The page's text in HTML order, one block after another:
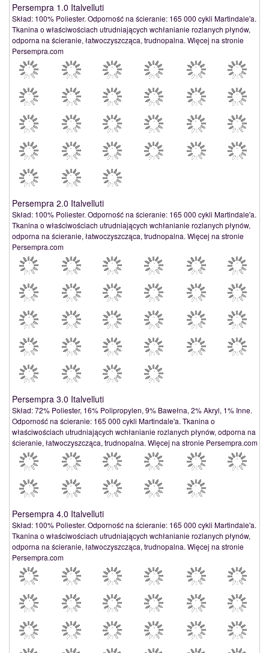
Persempra 1.0 Italvelluti
Skład: 100% Poliester. Odporność na ścieranie: 165 000 cykli Martindale'a.
Tkanina o właściwościach utrudniających wchłanianie rozlanych płynów,
odporna na ścieranie, łatwoczyszcząca, trudnopalna. Więcej na stronie
Persempra.com
Persempra 2.0 Italvelluti
Skład: 100% Poliester. Odporność na ścieranie: 165 000 cykli Martindale'a.
Tkanina o właściwościach utrudniających wchłanianie rozlanych płynów,
odporna na ścieranie, łatwoczyszcząca, trudnopalna. Więcej na stronie
Persempra.com
Persempra 3.0 Italvelluti
Skład: 72% Poliester, 16% Polipropylen, 9% Bawełna, 2% Akryl, 1% Inne.
Odporność na ścieranie: 165 000 cykli Martindale'a. Tkanina o
właściwościach utrudniających wchłanianie rozlanych płynów, odporna na
ścieranie, łatwoczyszcząca, trudnopalna. Więcej na stronie Persempra.com
Persempra 4.0 Italvelluti
Skład: 100% Poliester. Odporność na ścieranie: 165 000 cykli Martindale'a.
Tkanina o właściwościach utrudniających wchłanianie rozlanych płynów,
odporna na ścieranie, łatwoczyszcząca, trudnopalna. Więcej na stronie
Persempra.com